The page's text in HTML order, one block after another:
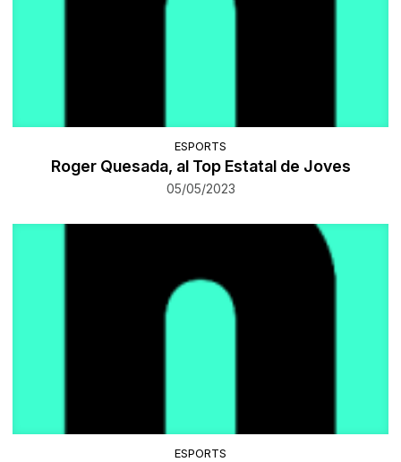
ESPORTS
Roger Quesada, al Top Estatal de Joves
05/05/2023
ESPORTS